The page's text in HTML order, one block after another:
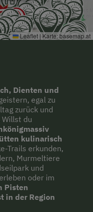
Leaflet | Karte:basemap.at
Dienten und
egal zu
zurück und
du
kulinarisch
Trails erkunden,
Murmeltiere
und
oder im
Pisten
in der Region